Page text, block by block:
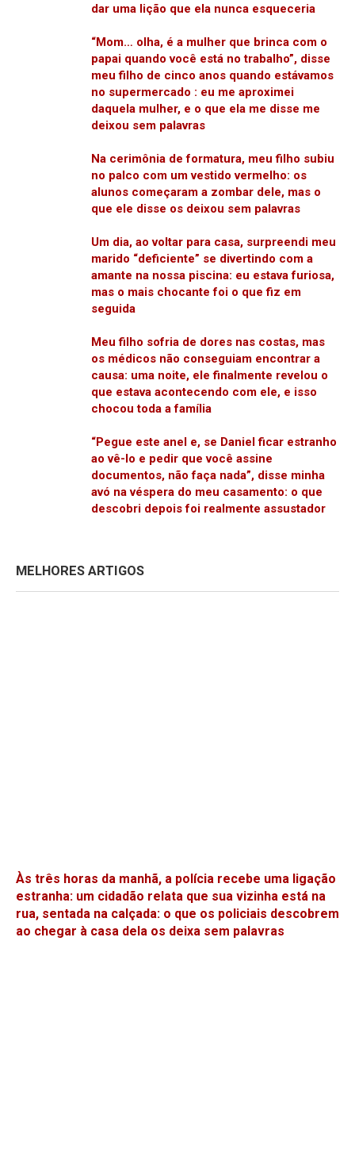
dar uma lição que ela nunca esqueceria
“Mom… olha, é a mulher que brinca com o
papai quando você está no trabalho”, disse
meu filho de cinco anos quando estávamos
no supermercado : eu me aproximei
daquela mulher, e o que ela me disse me
deixou sem palavras
Na cerimônia de formatura, meu filho subiu
no palco com um vestido vermelho: os
alunos começaram a zombar dele, mas o
que ele disse os deixou sem palavras
Um dia, ao voltar para casa, surpreendi meu
marido “deficiente” se divertindo com a
amante na nossa piscina: eu estava furiosa,
mas o mais chocante foi o que fiz em
seguida
Meu filho sofria de dores nas costas, mas
os médicos não conseguiam encontrar a
causa: uma noite, ele finalmente revelou o
que estava acontecendo com ele, e isso
chocou toda a família
“Pegue este anel e, se Daniel ficar estranho
ao vê-lo e pedir que você assine
documentos, não faça nada”, disse minha
avó na véspera do meu casamento: o que
descobri depois foi realmente assustador
MELHORES ARTIGOS
Às três horas da manhã, a polícia recebe uma ligação
estranha: um cidadão relata que sua vizinha está na
rua, sentada na calçada: o que os policiais descobrem
ao chegar à casa dela os deixa sem palavras